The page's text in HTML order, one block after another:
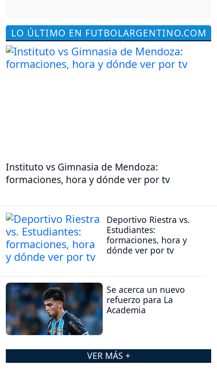
LO ÚLTIMO EN FUTBOLARGENTINO.COM
Instituto vs Gimnasia de Mendoza:
formaciones, hora y dónde ver por tv
Deportivo Riestra vs.
Estudiantes:
formaciones, hora y
dónde ver por tv
Se acerca un nuevo
refuerzo para La
Academia
VER MÁS +